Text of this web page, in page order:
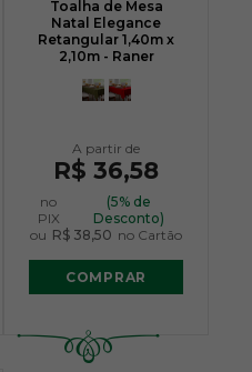
Toalha de Mesa
Natal Elegance
Retangular 1,40m x
2,10m - Raner
R$ 36,58
no
PIX
(5% de
Desconto)
ou R$ 38,50 no Cartão
COMPRAR